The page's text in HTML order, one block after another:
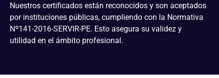
Nuestros certificados están reconocidos y son aceptados
por instituciones públicas, cumpliendo con la Normativa
Nº141-2016-SERVIR-PE. Esto asegura su validez y
utilidad en el ámbito profesional.